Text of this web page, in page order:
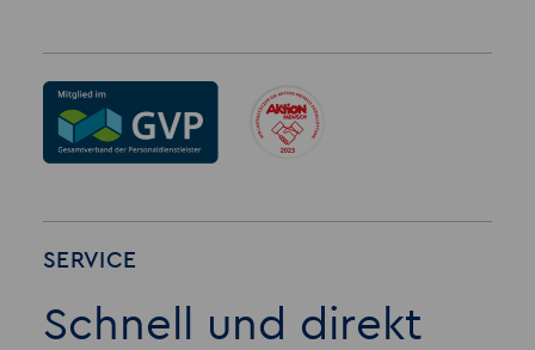
SERVICE
Schnell und direkt